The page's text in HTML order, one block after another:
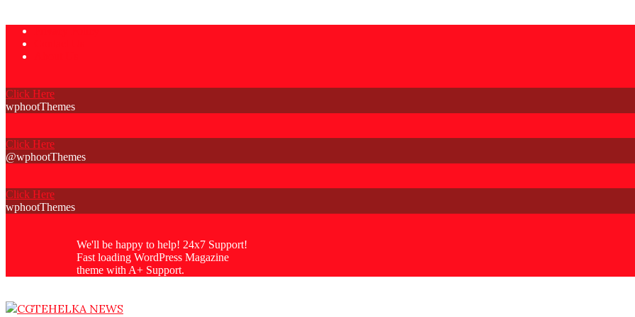
Skip
content
Click Here
wphootThemes
Click Here
@wphootThemes
Click Here
wphootThemes
We'll be happy to help! 24x7 Support!
Fast loading WordPress Magazine
theme with A+ Support.